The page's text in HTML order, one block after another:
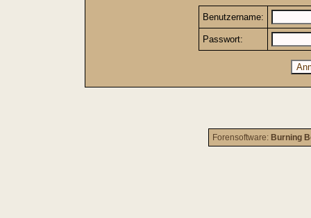
Benutzername:
Passwort:
Forensoftware: Burning